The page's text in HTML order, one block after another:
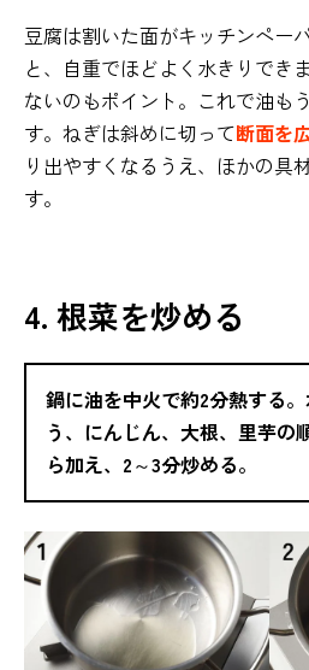
豆腐は割いた面がキッチンペー
と、自重でほどよく水きりでき
ないのもポイント。これで油も
す。ねぎは斜めに切って断面を
り出やすくなるうえ、ほかの具
す。
4. 根菜を炒める
鍋に油を中火で約2分熱する
う、にんじん、大根、里芋の
ら加え、2～3分炒める。